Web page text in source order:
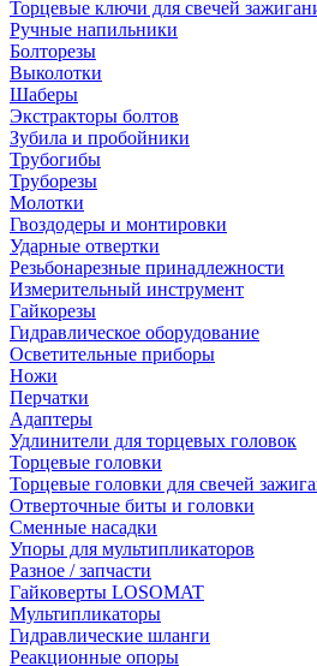
Торцевые ключи для свечей
Ручные напильники
Болторезы
Выколотки
Шаберы
Экстракторы болтов
Зубила и пробойники
Трубогибы
Труборезы
Молотки
Гвоздодеры и монтировки
Ударные отвертки
Резьбонарезные принадлежности
Измерительный инструмент
Гайкорезы
Гидравлическое оборудование
Осветительные приборы
Ножи
Перчатки
Адаптеры
Удлинители для торцевых головок
Торцевые головки
Торцевые головки для свечей
Отверточные биты и головки
Сменные насадки
Упоры для мультипликаторов
Разное / запчасти
Гайковерты LOSOMAT
Мультипликаторы
Гидравлические шланги
Реакционные опоры